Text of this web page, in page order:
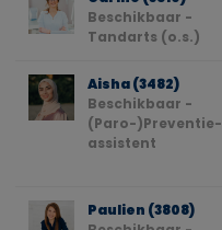
Beschikbaar -
Tandarts (o.s.)
Aisha (3482)
Beschikbaar -
(Paro-)Preventie-
assistent
Paulien (3808)